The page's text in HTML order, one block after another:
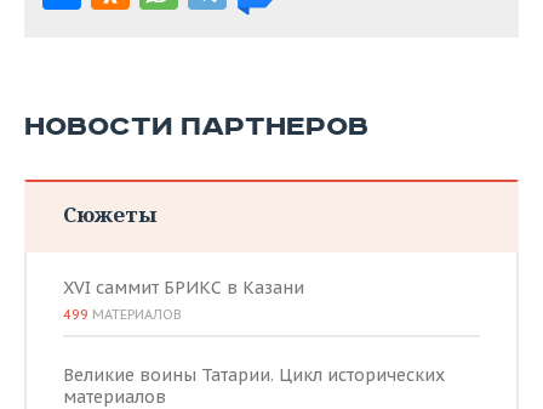
НОВОСТИ ПАРТНЕРОВ
Сюжеты
XVI саммит БРИКС в Казани
499 МАТЕРИАЛОВ
Великие воины Татарии. Цикл исторических
материалов